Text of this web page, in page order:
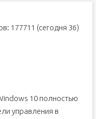
необходимых
Редактора локальной
Редактора реестра
177711 (сегодня 36)
10 полностью
управления в